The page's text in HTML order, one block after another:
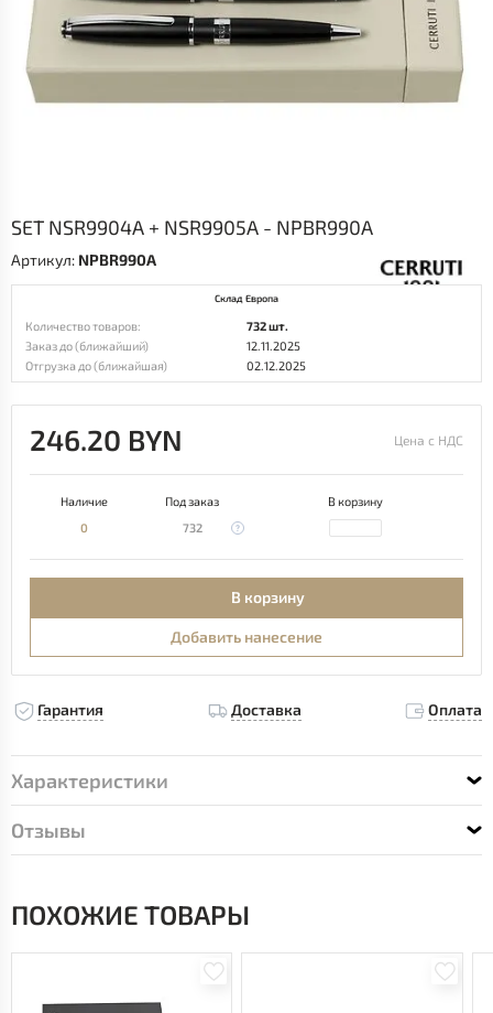
SET NSR9904A + NSR9905A - NPBR990A
Артикул: NPBR990A
Склад Европа
Количество товаров:
732 шт.
Заказ до (ближайший)
12.11.2025
Отгрузка до (ближайшая)
02.12.2025
246.20 BYN Цена с НДС
Наличие Под заказ
В корзину
0
732
В корзину
Добавить нанесение
Гарантия Доставка Оплата
Характеристики
Отзывы
ПОХОЖИЕ ТОВАРЫ